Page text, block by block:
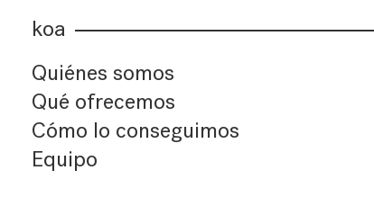
koa
Quiénes somos
Qué ofrecemos
Cómo lo conseguimos
Equipo